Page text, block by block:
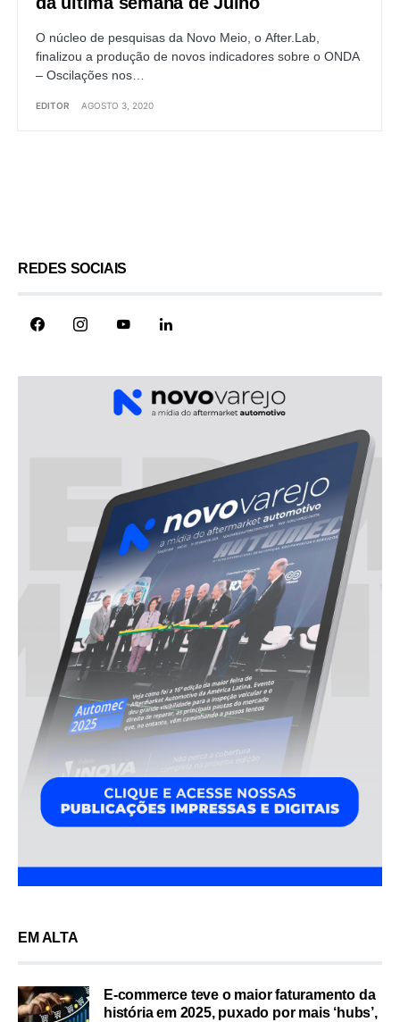
O núcleo de pesquisas da Novo Meio, o After.Lab,
finalizou a produção de novos indicadores sobre o ONDA
– Oscilações nos…
EDITOR AGOSTO 3, 2020
REDES SOCIAIS
EM ALTA
E-commerce teve o maior faturamento da
história em 2025, puxado por mais ‘hubs’,